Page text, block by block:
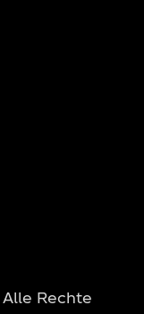
Alle Rechte